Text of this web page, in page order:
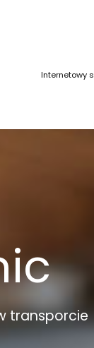
Internetowy
transporcie